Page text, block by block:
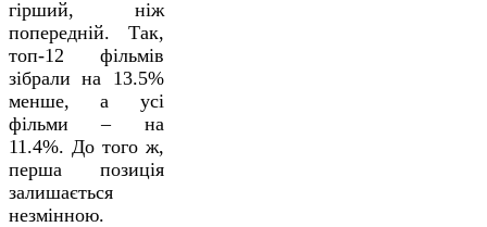
гірший, ніж
попередній. Так,
топ-12 фільмів
зібрали на 13.5%
менше, а усі
фільми – на
11.4%. До того ж,
перша позиція
залишається
незмінною.